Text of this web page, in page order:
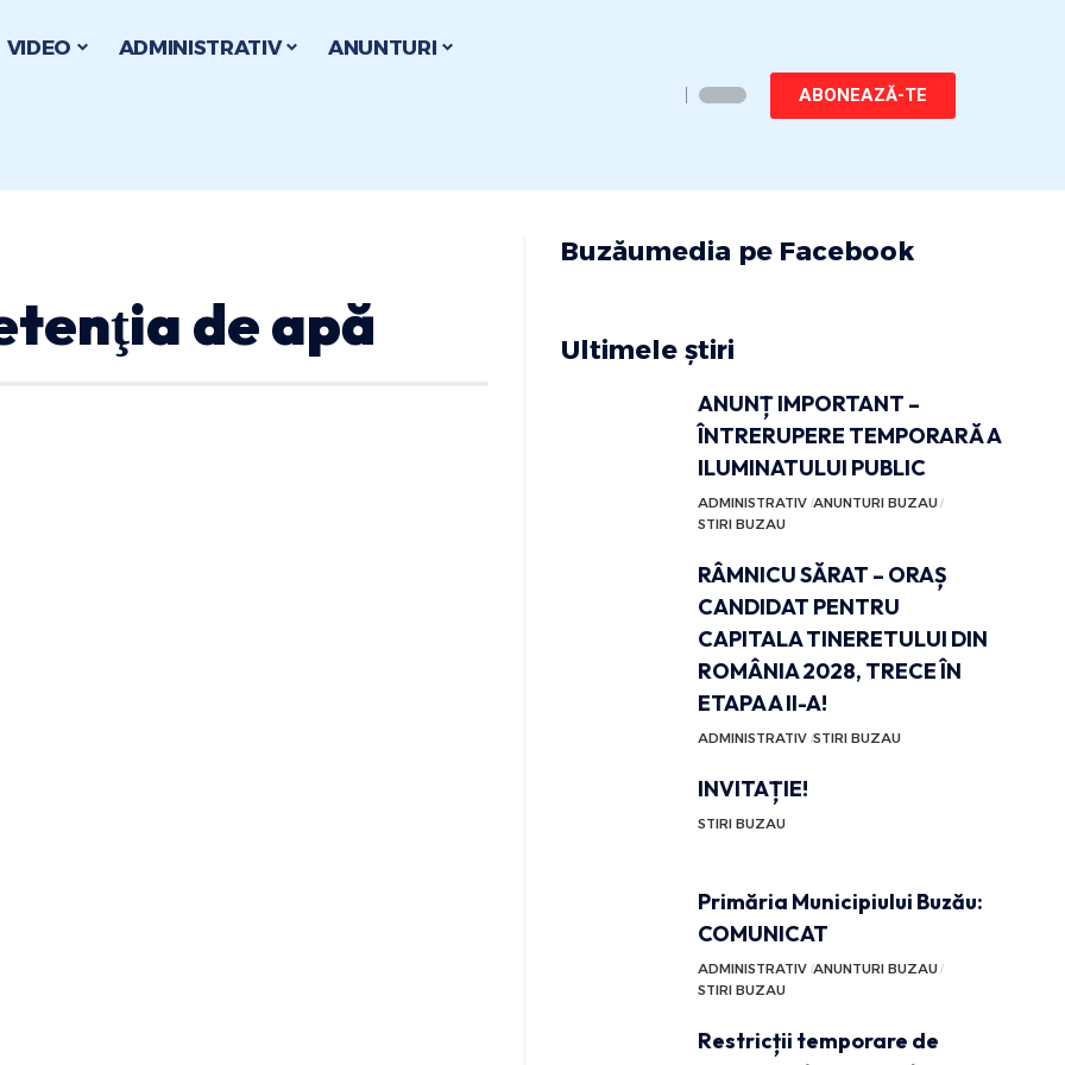
VIDEO ADMINISTRATIV ANUNTURI
ABONEAZĂ-TE
de apă
Buzăumedia pe Facebook
Ultimele știri
ANUNȚ IMPORTANT –
ÎNTRERUPERE TEMPORARĂ A
ILUMINATULUI PUBLIC
ADMINISTRATIV ANUNTURI BUZAU
STIRI BUZAU
RÂMNICU SĂRAT – ORAȘ
CANDIDAT PENTRU
CAPITALA TINERETULUI DIN
ROMÂNIA 2028, TRECE ÎN
ETAPA A II-A!
ADMINISTRATIV STIRI BUZAU
INVITAȚIE!
STIRI BUZAU
Primăria Municipiului Buzău:
COMUNICAT
ADMINISTRATIV ANUNTURI BUZAU
STIRI BUZAU
Restricții temporare de